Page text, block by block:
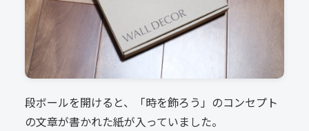
段ボールを開けると、「時を飾ろう」のコンセプト
の文章が書かれた紙が入っていました。